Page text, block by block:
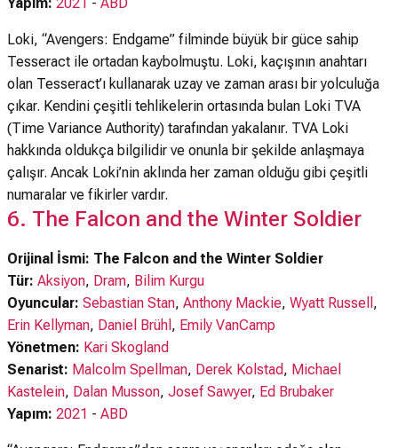
Loki, “Avengers: Endgame” filminde büyük bir güce sahip
Tesseract ile ortadan kaybolmuştu. Loki, kaçışının anahtarı
olan Tesseract’ı kullanarak uzay ve zaman arası bir yolculuğa
çıkar. Kendini çeşitli tehlikelerin ortasında bulan Loki TVA
(Time Variance Authority) tarafından yakalanır. TVA Loki
hakkında oldukça bilgilidir ve onunla bir şekilde anlaşmaya
çalışır. Ancak Loki’nin aklında her zaman olduğu gibi çeşitli
numaralar ve fikirler vardır.
6. The Falcon and the Winter Soldier
Orijinal İsmi: The Falcon and the Winter Soldier
Tür: Aksiyon, Dram, Bilim Kurgu
Oyuncular: Sebastian Stan, Anthony Mackie, Wyatt Russell ,
Erin Kellyman, Daniel Brühl , Emily VanCamp
Yönetmen: Kari Skogland
Senarist: Malcolm Spellman, Derek Kolstad, Michael
Kastelein, Dalan Musson, Josef Sawyer, Ed Brubaker
Yapım: 2021 - ABD